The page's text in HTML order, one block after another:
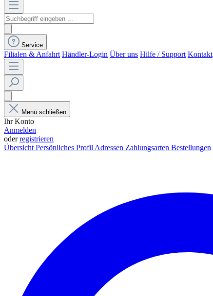
Service
Filialen & Anfahrt Händler-Login Über uns Hilfe / Support Kontakt
Menü schließen
Ihr Konto
Anmelden
oderregistrieren
ÜbersichtPersönliches ProfilAdressen Zahlungsarten Bestellungen